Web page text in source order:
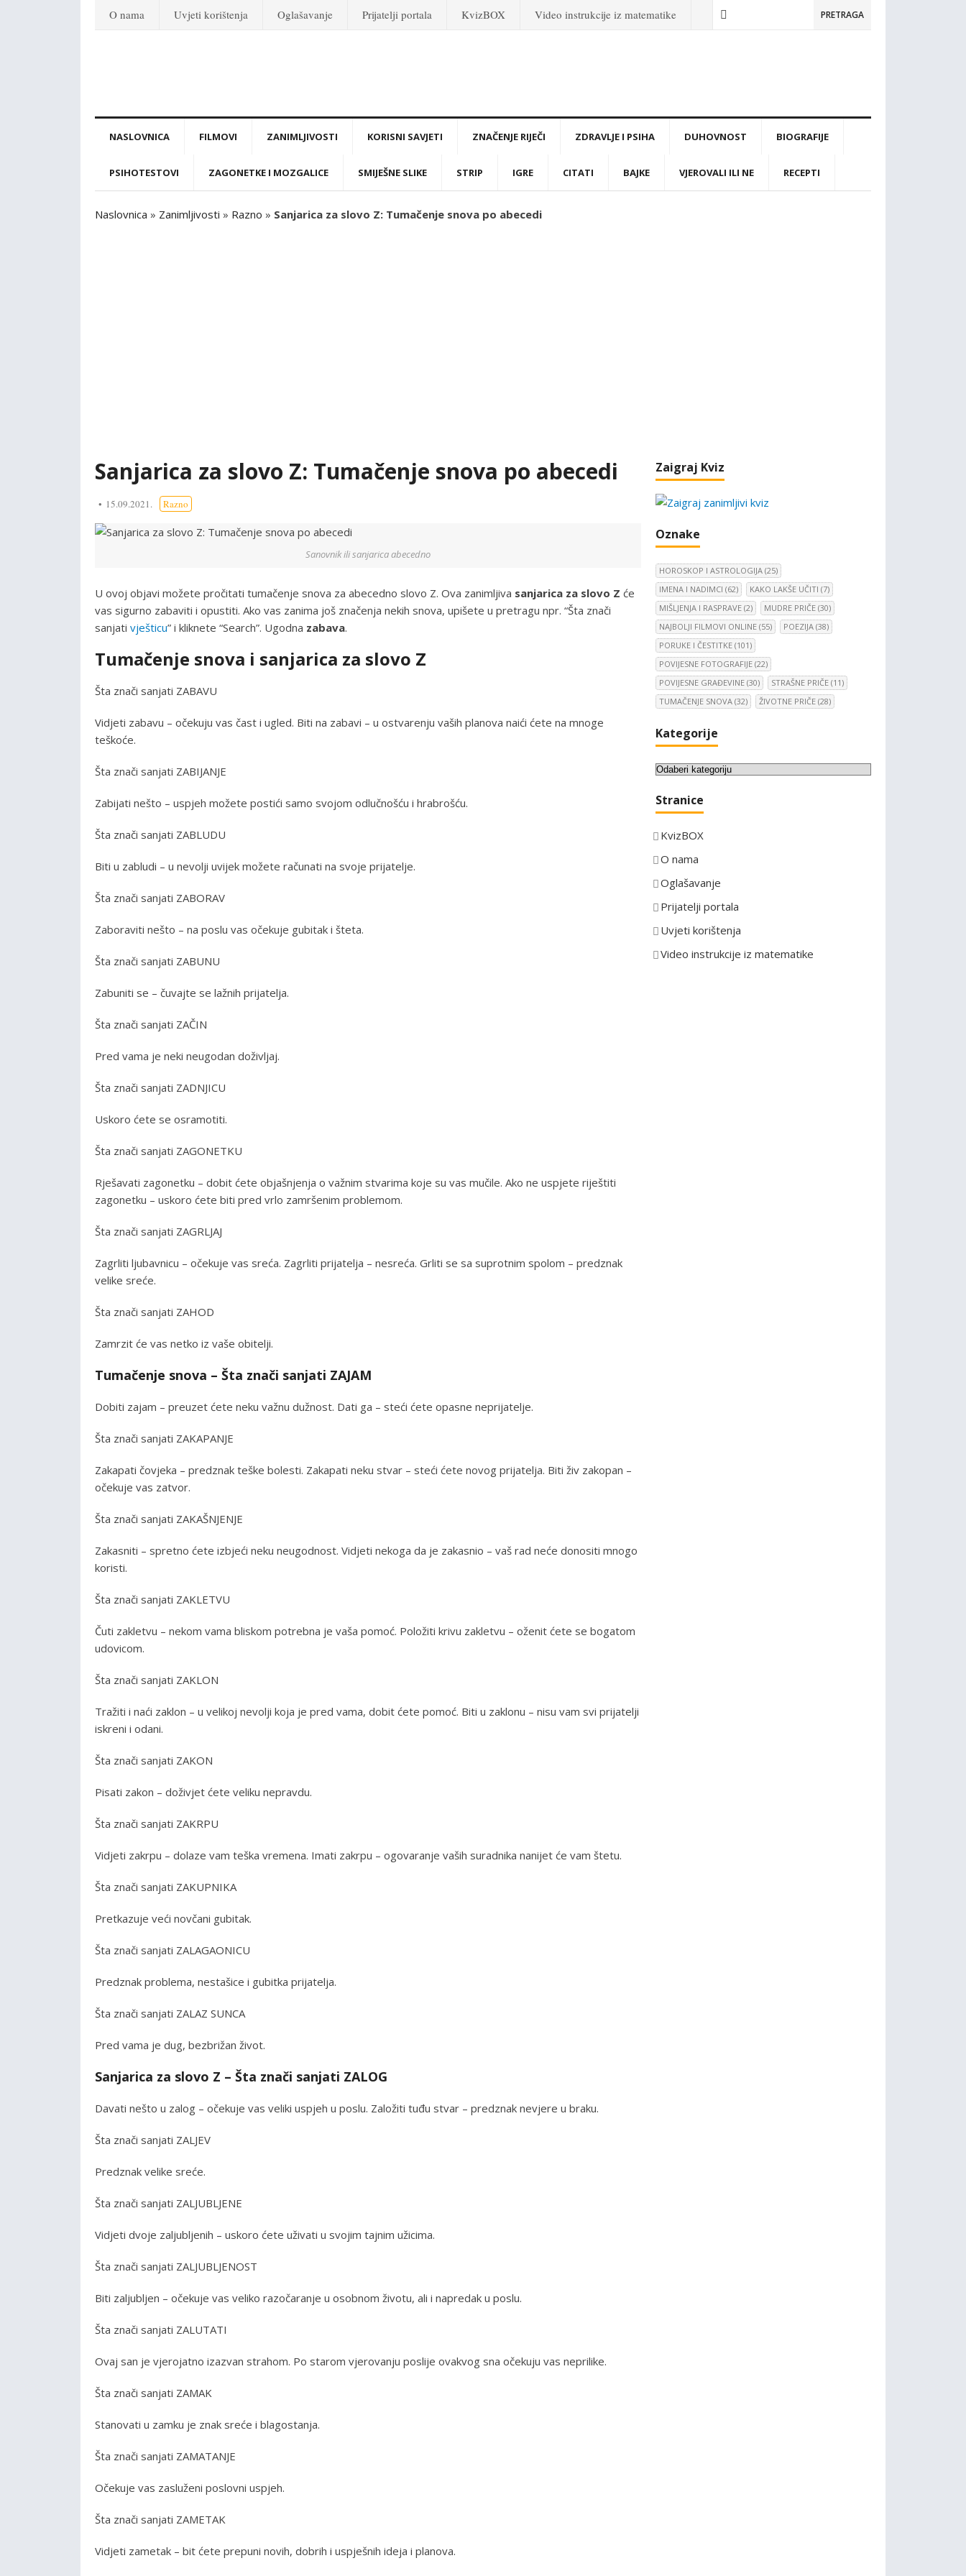
O nama Uvjeti korištenja Oglašavanje Prijatelji portala KvizBOX Video instrukcije iz matematike PRETRAGA
NASLOVNICA FILMOVI ZANIMLJIVOSTI KORISNI SAVJETI ZNAČENJE RIJEČI ZDRAVLJE I PSIHA DUHOVNOST BIOGRAFIJE
PSIHOTESTOVI ZAGONETKE I MOZGALICE SMIJEŠNE SLIKE STRIP IGRE CITATI BAJKE VJEROVALI ILI NE RECEPTI
Naslovnica » Zanimljivosti » Razno » Sanjarica za slovo Z: Tumačenje snova po abecedi
Sanjarica za slovo Z: Tumačenje snova po abecedi
15.09.2021. Razno
Sanovnik ili sanjarica abecedno
U ovoj objavi možete pročitati tumačenje snova za abecedno slovo Z. Ova zanimljiva sanjarica za slovo Z će
vas sigurno zabaviti i opustiti. Ako vas zanima još značenja nekih snova, upišete u pretragu npr. “Šta znači
sanjati vješticu” i kliknete “Search”. Ugodna zabava.
Tumačenje snova i sanjarica za slovo Z
Šta znači sanjati ZABAVU
Vidjeti zabavu – očekuju vas čast i ugled. Biti na zabavi – u ostvarenju vaših planova naići ćete na mnoge
teškoće.
Šta znači sanjati ZABIJANJE
Zabijati nešto – uspjeh možete postići samo svojom odlučnošću i hrabrošću.
Šta znači sanjati ZABLUDU
Biti u zabludi – u nevolji uvijek možete računati na svoje prijatelje.
Šta znači sanjati ZABORAV
Zaboraviti nešto – na poslu vas očekuje gubitak i šteta.
Šta znači sanjati ZABUNU
Zabuniti se – čuvajte se lažnih prijatelja.
Šta znači sanjati ZAČIN
Pred vama je neki neugodan doživljaj.
Šta znači sanjati ZADNJICU
Uskoro ćete se osramotiti.
Šta znači sanjati ZAGONETKU
Rješavati zagonetku – dobit ćete objašnjenja o važnim stvarima koje su vas mučile. Ako ne uspjete riještiti
zagonetku – uskoro ćete biti pred vrlo zamršenim problemom.
Šta znači sanjati ZAGRLJAJ
Zagrliti ljubavnicu – očekuje vas sreća. Zagrliti prijatelja – nesreća. Grliti se sa suprotnim spolom – predznak
velike sreće.
Šta znači sanjati ZAHOD
Zamrzit će vas netko iz vaše obitelji.
Tumačenje snova – Šta znači sanjati ZAJAM
Dobiti zajam – preuzet ćete neku važnu dužnost. Dati ga – steći ćete opasne neprijatelje.
Šta znači sanjati ZAKAPANJE
Zakapati čovjeka – predznak teške bolesti. Zakapati neku stvar – steći ćete novog prijatelja. Biti živ zakopan –
očekuje vas zatvor.
Šta znači sanjati ZAKAŠNJENJE
Zakasniti – spretno ćete izbjeći neku neugodnost. Vidjeti nekoga da je zakasnio – vaš rad neće donositi mnogo
koristi.
Šta znači sanjati ZAKLETVU
Čuti zakletvu – nekom vama bliskom potrebna je vaša pomoć. Položiti krivu zakletvu – oženit ćete se bogatom
udovicom.
Šta znači sanjati ZAKLON
Tražiti i naći zaklon – u velikoj nevolji koja je pred vama, dobit ćete pomoć. Biti u zaklonu – nisu vam svi prijatelji
iskreni i odani.
Šta znači sanjati ZAKON
Pisati zakon – doživjet ćete veliku nepravdu.
Šta znači sanjati ZAKRPU
Vidjeti zakrpu – dolaze vam teška vremena. Imati zakrpu – ogovaranje vaših suradnika nanijet će vam štetu.
Šta znači sanjati ZAKUPNIKA
Pretkazuje veći novčani gubitak.
Šta znači sanjati ZALAGAONICU
Predznak problema, nestašice i gubitka prijatelja.
Šta znači sanjati ZALAZ SUNCA
Pred vama je dug, bezbrižan život.
Sanjarica za slovo Z – Šta znači sanjati ZALOG
Davati nešto u zalog – očekuje vas veliki uspjeh u poslu. Založiti tuđu stvar – predznak nevjere u braku.
Šta znači sanjati ZALJEV
Predznak velike sreće.
Šta znači sanjati ZALJUBLJENE
Vidjeti dvoje zaljubljenih – uskoro ćete uživati u svojim tajnim užicima.
Šta znači sanjati ZALJUBLJENOST
Biti zaljubljen – očekuje vas veliko razočaranje u osobnom životu, ali i napredak u poslu.
Šta znači sanjati ZALUTATI
Ovaj san je vjerojatno izazvan strahom. Po starom vjerovanju poslije ovakvog sna očekuju vas neprilike.
Šta znači sanjati ZAMAK
Stanovati u zamku je znak sreće i blagostanja.
Šta znači sanjati ZAMATANJE
Očekuje vas zasluženi poslovni uspjeh.
Šta znači sanjati ZAMETAK
Vidjeti zametak – bit ćete prepuni novih, dobrih i uspješnih ideja i planova.
Zaigraj Kviz
Oznake
HOROSKOP I ASTROLOGIJA (25)
IMENA I NADIMCI (62) KAKO LAKŠE UČITI (7)
MIŠLJENJA I RASPRAVE (2) MUDRE PRIČE (30)
NAJBOLJI FILMOVI ONLINE (55) POEZIJA (38)
PORUKE I ČESTITKE (101)
POVIJESNE FOTOGRAFIJE (22)
POVIJESNE GRAĐEVINE (30) STRAŠNE PRIČE (11)
TUMAČENJE SNOVA (32) ŽIVOTNE PRIČE (28)
Kategorije
K
t
g
o
i
j
e
Stranice
KvizBOX
O nama
Oglašavanje
Prijatelji portala
Uvjeti korištenja
Video instrukcije iz matematike